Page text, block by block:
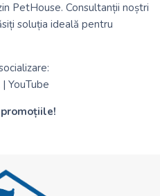
PetHouse. Consultanții noștri
soluția ideală pentru
| YouTube